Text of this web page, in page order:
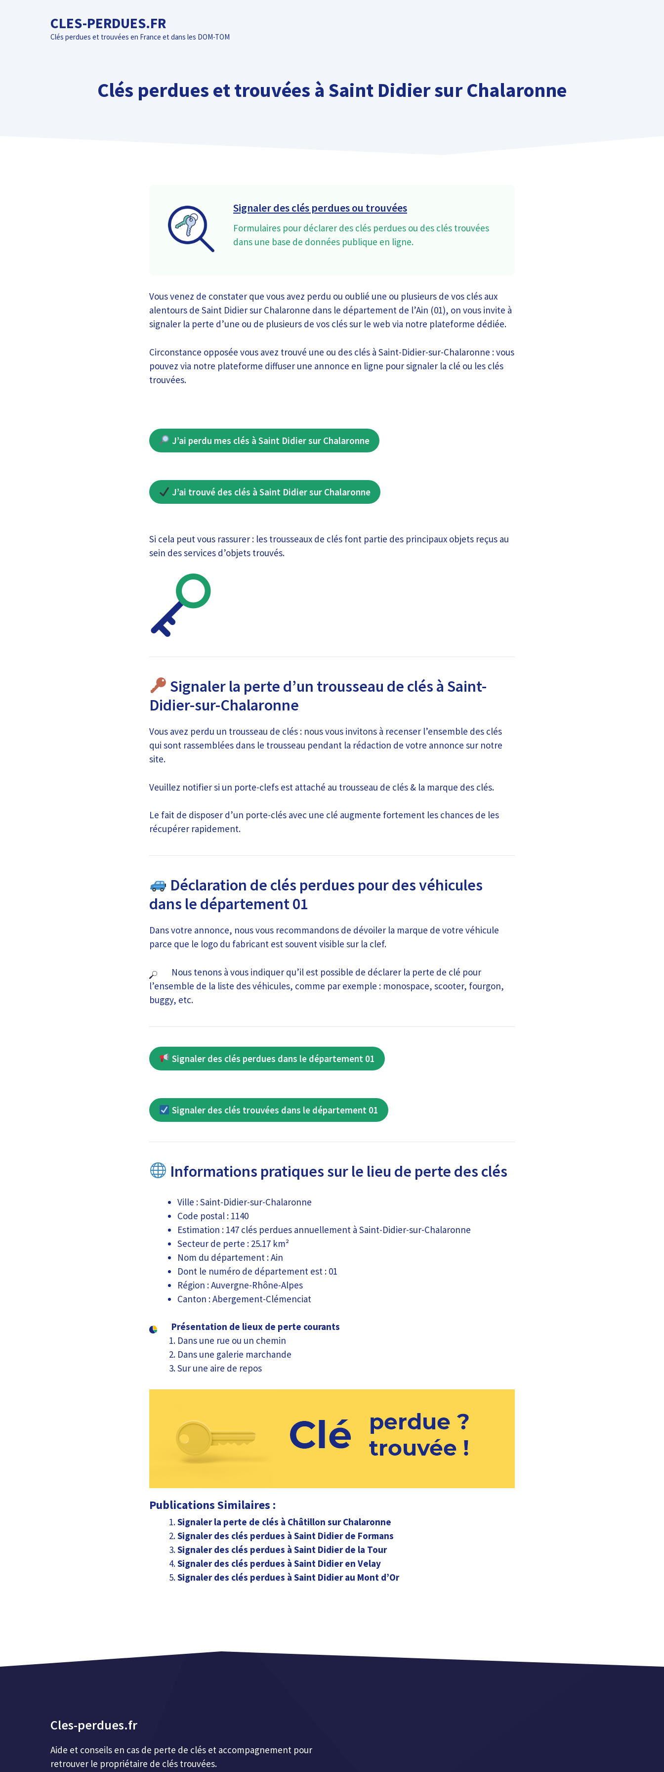
CLES-PERDUES.FR
Clés perdues et trouvées en France et dans les DOM-TOM
Clés perdues et trouvées à Saint Didier sur Chalaronne
Signaler des clés perdues ou trouvées
Formulaires pour déclarer des clés perdues ou des clés trouvées
dans une base de données publique en ligne.
Vous venez de constater que vous avez perdu ou oublié une ou plusieurs de vos clés aux
alentours de Saint Didier sur Chalaronne dans le département de l’Ain (01), on vous invite à
signaler la perte d’une ou de plusieurs de vos clés sur le web via notre plateforme dédiée.
Circonstance opposée vous avez trouvé une ou des clés à Saint-Didier-sur-Chalaronne : vous
pouvez via notre plateforme diffuser une annonce en ligne pour signaler la clé ou les clés
trouvées.
J’ai perdu mes clés à Saint Didier sur Chalaronne
J’ai trouvé des clés à Saint Didier sur Chalaronne
Si cela peut vous rassurer : les trousseaux de clés font partie des principaux objets reçus au
sein des services d’objets trouvés.
Signaler la perte d’un trousseau de clés à Saint-
Didier-sur-Chalaronne
Vous avez perdu un trousseau de clés : nous vous invitons à recenser l’ensemble des clés
qui sont rassemblées dans le trousseau pendant la rédaction de votre annonce sur notre
site.
Veuillez notifier si un porte-clefs est attaché au trousseau de clés & la marque des clés.
Le fait de disposer d’un porte-clés avec une clé augmente fortement les chances de les
récupérer rapidement.
Déclaration de clés perdues pour des véhicules
dans le département 01
Dans votre annonce, nous vous recommandons de dévoiler la marque de votre véhicule
parce que le logo du fabricant est souvent visible sur la clef.
Nous tenons à vous indiquer qu’il est possible de déclarer la perte de clé pour
l’ensemble de la liste des véhicules, comme par exemple : monospace, scooter, fourgon,
buggy, etc.
Signaler des clés perdues dans le département 01
Signaler des clés trouvées dans le département 01
Informations pratiques sur le lieu de perte des clés
Ville : Saint-Didier-sur-Chalaronne
Code postal : 1140
Estimation : 147 clés perdues annuellement à Saint-Didier-sur-Chalaronne
Secteur de perte : 25.17 km²
Nom du département : Ain
Dont le numéro de département est : 01
Région : Auvergne-Rhône-Alpes
Canton : Abergement-Clémenciat
Présentation de lieux de perte courants
Dans une rue ou un chemin
Dans une galerie marchande
Sur une aire de repos
Publications Similaires :
Signaler la perte de clés à Châtillon sur Chalaronne
Signaler des clés perdues à Saint Didier de Formans
Signaler des clés perdues à Saint Didier de la Tour
Signaler des clés perdues à Saint Didier en Velay
Signaler des clés perdues à Saint Didier au Mont d’Or
Cles-perdues.fr
Aide et conseils en cas de perte de clés et accompagnement pour
retrouver le propriétaire de clés trouvées.